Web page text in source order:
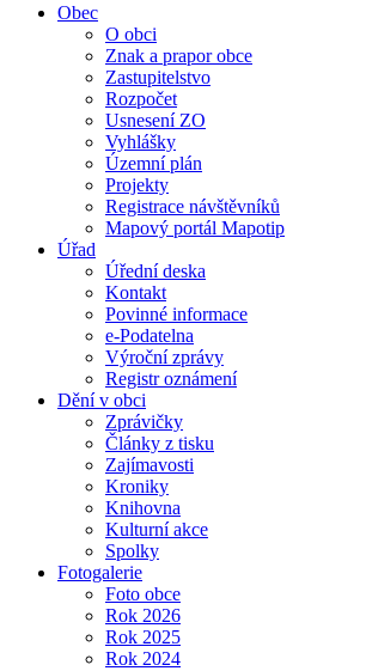
Obec
O obci
Znak a prapor obce
Zastupitelstvo
Rozpočet
Usnesení ZO
Vyhlášky
Územní plán
Projekty
Registrace návštěvníků
Mapový portál Mapotip
Úřad
Úřední deska
Kontakt
Povinné informace
e-Podatelna
Výroční zprávy
Registr oznámení
Dění v obci
Zprávičky
Články z tisku
Zajímavosti
Kroniky
Knihovna
Kulturní akce
Spolky
Fotogalerie
Foto obce
Rok 2026
Rok 2025
Rok 2024